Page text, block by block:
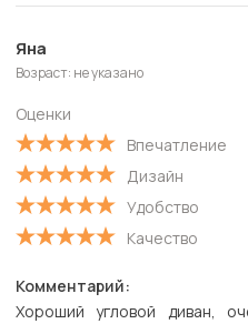
Яна
Возраст: не указано
Оценки
Впечатление
Дизайн
Удобство
Качество
Комментарий:
Хороший угловой диван,